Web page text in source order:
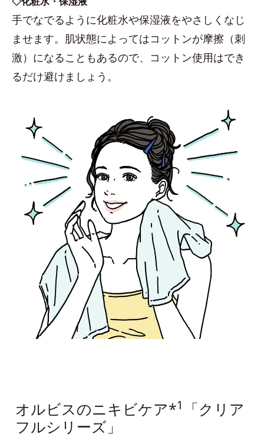
手でなでるように化粧水や保湿液をやさしくなじ
ませます。肌状態によってはコットンが摩擦（刺
激）になることもあるので、コットン使用はでき
るだけ避けましょう。
オルビスのニキビケア*1
「クリア
フルシリーズ」